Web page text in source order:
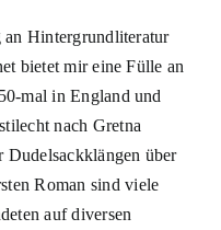
Hintergrundliteratur
bietet mir eine Fülle an
mal in England und
nach Gretna
Dudelsackklängen über
Roman sind viele
auf diversen